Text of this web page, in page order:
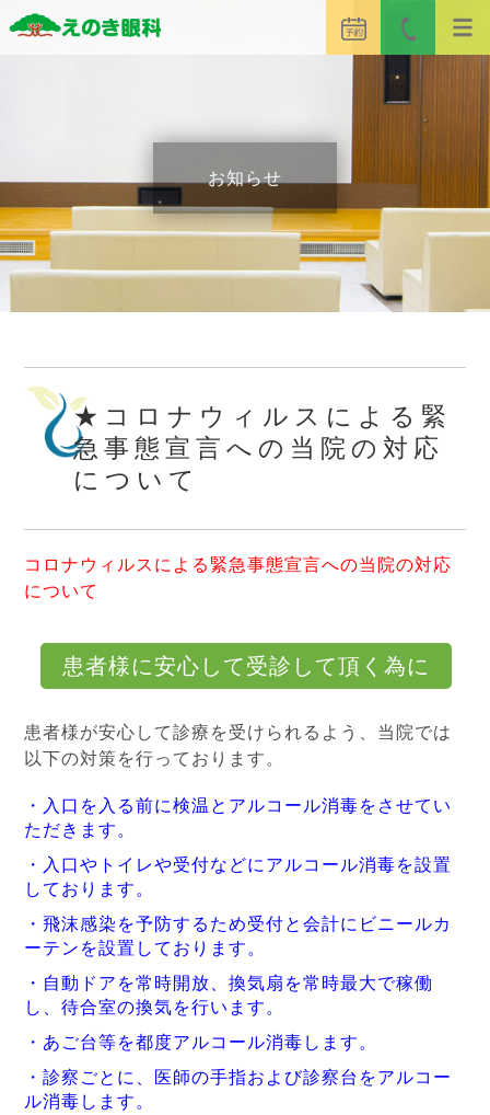
お知らせ
★コロナウィルスによる緊
急事態宣言への当院の対応
について
コロナウィルスによる緊急事態宣言への当院の対応
について
患者様に安心して受診して頂く為に
患者様が安心して診療を受けられるよう、当院では
以下の対策を行っております。
・入口を入る前に検温とアルコール消毒をさせてい
ただきます。
・入口やトイレや受付などにアルコール消毒を設置
しております。
・飛沫感染を予防するため受付と会計にビニールカ
ーテンを設置しております。
・自動ドアを常時開放、換気扇を常時最大で稼働
し、待合室の換気を行います。
・あご台等を都度アルコール消毒します。
・診察ごとに、医師の手指および診察台をアルコー
ル消毒します。